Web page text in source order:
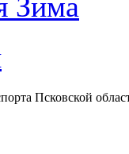
Псковской